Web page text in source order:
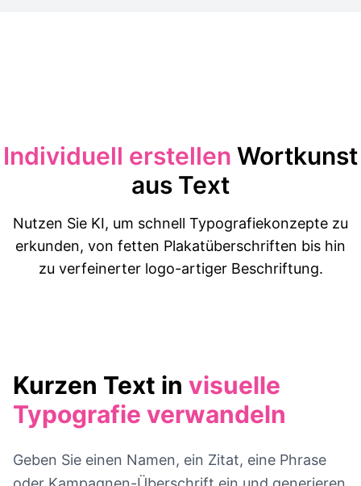
Individuell erstellen Wortkunst
aus Text
Nutzen Sie KI, um schnell Typografiekonzepte zu
erkunden, von fetten Plakatüberschriften bis hin
zu verfeinerter logo-artiger Beschriftung.
Kurzen Text in visuelle
Typografie verwandeln
Geben Sie einen Namen, ein Zitat, eine Phrase